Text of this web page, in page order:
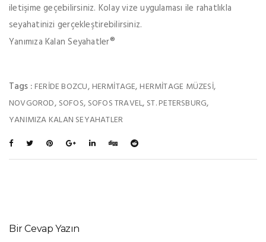
iletişime geçebilirsiniz. Kolay vize uygulaması ile rahatlıkla
seyahatinizi gerçekleştirebilirsiniz.
Yanımıza Kalan Seyahatler®
Tags : FERIDE BOZCU, HERMITAGE, HERMITAGE MÜZESI,
NOVGOROD, SOFOS, SOFOS TRAVEL, ST. PETERSBURG,
YANIMIZA KALAN SEYAHATLER
Bir Cevap Yazın